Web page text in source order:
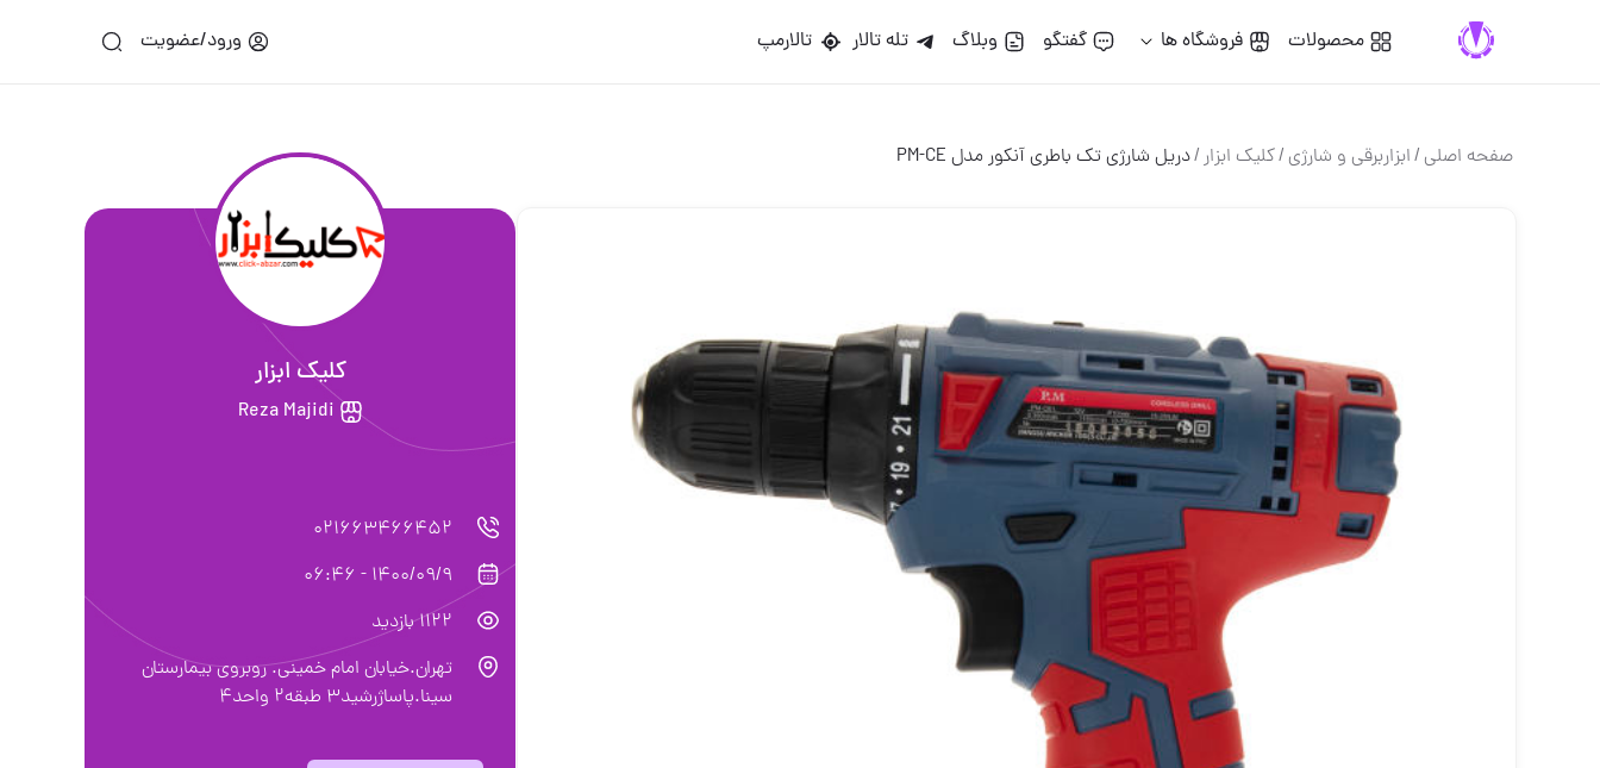
محصولات فروشگاه ها گفتگو وبلاگ تله تالار تالارمپ ورود/عضویت
صفحه اصلی/ابزاربرقی و شارژی/کلیک ابزار/دریل شارژی تک باطری آنکور مدل PM-CE
کلیک ابزار
Reza Majidi
021663466452
1400/09/9 - 06:46
1122 بازدید
تهران.خیابان امام خمینی. روبروی بیمارستان
سینا.پاساژرشید3 طبقه2 واحد4